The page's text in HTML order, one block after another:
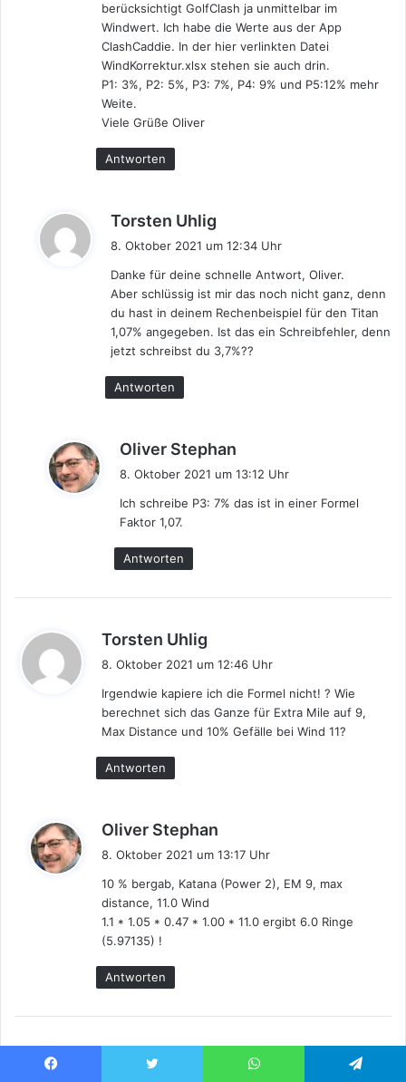
berücksichtigt GolfClash ja unmittelbar im
Windwert. Ich habe die Werte aus der App
ClashCaddie. In der hier verlinkten Datei
WindKorrektur.xlsx stehen sie auch drin.
P1: 3%, P2: 5%, P3: 7%, P4: 9% und P5:12% mehr
Weite.
Viele Grüße Oliver
Antworten
Torsten Uhlig
t
:
8. Oktober 2021 um 12:34 Uhr
Danke für deine schnelle Antwort, Oliver.
Aber schlüssig ist mir das noch nicht ganz, denn
du hast in deinem Rechenbeispiel für den Titan
1,07% angegeben. Ist das ein Schreibfehler, denn
jetzt schreibst du 3,7%??
Antworten
Oliver Stephan
t
8. Oktober 2021 um 13:12 Uhr
Ich schreibe P3: 7% das ist in einer Formel
Faktor 1,07.
Antworten
Torsten Uhlig
t
:
8. Oktober 2021 um 12:46 Uhr
Irgendwie kapiere ich die Formel nicht! ? Wie
berechnet sich das Ganze für Extra Mile auf 9,
Max Distance und 10% Gefälle bei Wind 11?
Antworten
Oliver Stephan
t
8. Oktober 2021 um 13:17 Uhr
10 % bergab, Katana (Power 2), EM 9, max
distance, 11.0 Wind
1.1 * 1.05 * 0.47 * 1.00 * 11.0 ergibt 6.0 Ringe
(5.97135) !
Antworten
Torsten Uhlig